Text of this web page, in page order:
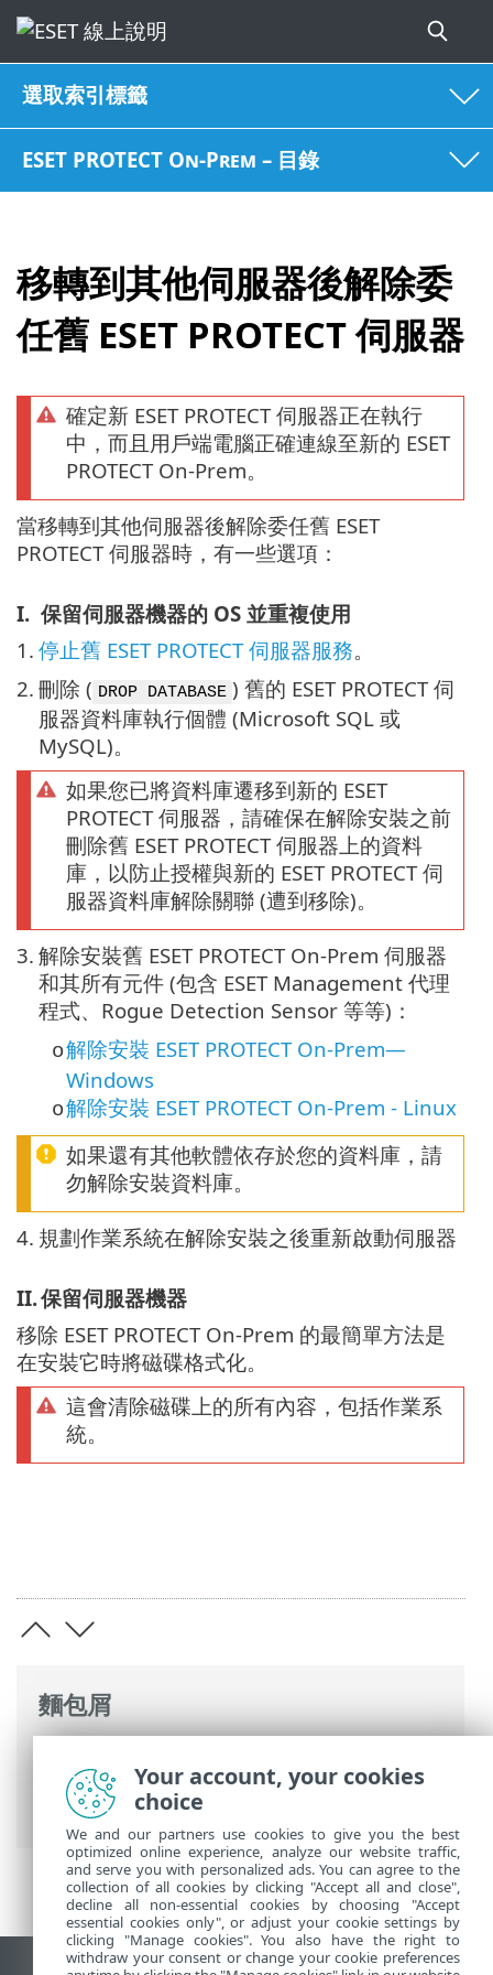
選取索引標籤
ESET PROTECT On-Prem – 目錄
移轉到其他伺服器後解除委
任舊 ESET PROTECT 伺服器
麵包屑
取消安裝
> 移轉到其他伺服器後解除委任舊
ESET PROTECT 伺服器
確定新 ESET PROTECT 伺服器正在執行
中，而且用戶端電腦正確連線至新的 ESET
PROTECT On-Prem。
當移轉到其他伺服器後解除委任舊 ESET
PROTECT 伺服器時，有一些選項：
I. 保留伺服器機器的 OS 並重複使用
1. 停止舊 ESET PROTECT 伺服器服務。
2. 刪除 ( DROP DATABASE ) 舊的 ESET PROTECT 伺
服器資料庫執行個體 (Microsoft SQL 或
MySQL)。
如果您已將資料庫遷移到新的 ESET
PROTECT 伺服器，請確保在解除安裝之前
刪除舊 ESET PROTECT 伺服器上的資料
庫，以防止授權與新的 ESET PROTECT 伺
服器資料庫解除關聯 (遭到移除)。
3. 解除安裝舊 ESET PROTECT On-Prem 伺服器
和其所有元件 (包含 ESET Management 代理
程式、Rogue Detection Sensor 等等)：
o解除安裝 ESET PROTECT On-Prem—
Windows
o解除安裝 ESET PROTECT On-Prem - Linux
如果還有其他軟體依存於您的資料庫，請
勿解除安裝資料庫。
4. 規劃作業系統在解除安裝之後重新啟動伺服器
II.保留伺服器機器
移除 ESET PROTECT On-Prem 的最簡單方法是
在安裝它時將磁碟格式化。
這會清除磁碟上的所有內容，包括作業系
統。
Your account, your cookies
choice
We and our partners use cookies to give you the best
optimized online experience, analyze our website traffic,
and serve you with personalized ads. You can agree to the
collection of all cookies by clicking "Accept all and close",
decline all non-essential cookies by choosing "Accept
essential cookies only", or adjust your cookie settings by
clicking "Manage cookies". You also have the right to
withdraw your consent or change your cookie preferences